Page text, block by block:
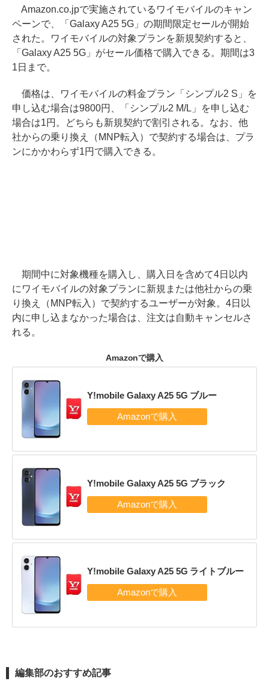
Amazon.co.jpで実施されているワイモバイルのキャン
ペーンで、「Galaxy A25 5G」の期間限定セールが開始
された。ワイモバイルの対象プランを新規契約すると、
「Galaxy A25 5G」がセール価格で購入できる。期間は3
1日まで。
価格は、ワイモバイルの料金プラン「シンプル2 S」を
申し込む場合は9800円、「シンプル2 M/L」を申し込む
場合は1円。どちらも新規契約で割引される。なお、他
社からの乗り換え（MNP転入）で契約する場合は、プラ
ンにかかわらず1円で購入できる。
期間中に対象機種を購入し、購入日を含めて4日以内
にワイモバイルの対象プランに新規または他社からの乗
り換え（MNP転入）で契約するユーザーが対象。4日以
内に申し込まなかった場合は、注文は自動キャンセルさ
れる。
Amazonで購入
Y!mobile Galaxy A25 5G ブルー
Y!mobile Galaxy A25 5G ブラック
Y!mobile Galaxy A25 5G ライトブルー
編集部のおすすめ記事